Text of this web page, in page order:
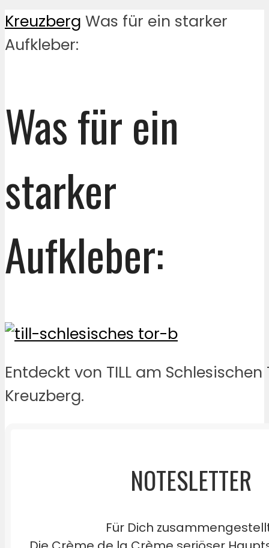
Kreuzberg Was für ein starker
Aufkleber:
Was für ein
starker
Aufkleber:
Entdeckt von TILL am Schlesischen
Kreuzberg.
NOTESLETTER
Für Dich